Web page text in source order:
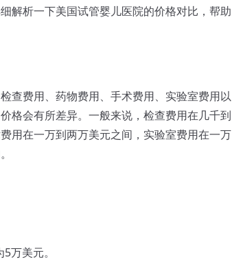
解析一下美国试管婴儿医院的价格对比，帮助
费用、药物费用、手术费用、实验室费用以
格会有所差异。一般来说，检查费用在几千到
用在一万到两万美元之间，实验室费用在一万
美元。